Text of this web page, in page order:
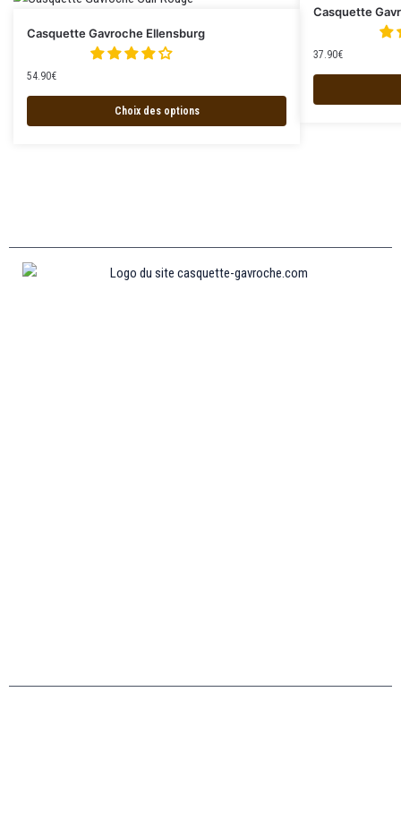
Casquette Gavroche Ellensburg
54.90€
Choix des options
Casquette
37.90€